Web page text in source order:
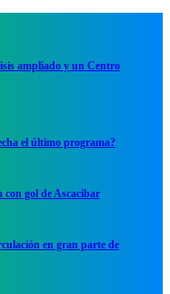
ampliado y un Centro
el último programa?
con gol de Ascacibar
en gran parte de